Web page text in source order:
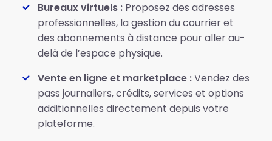
Bureaux virtuels : Proposez des adresses
professionnelles, la gestion du courrier et
des abonnements à distance pour aller au-
delà de l’espace physique.
Vente en ligne et marketplace :Vendez des
pass journaliers, crédits, services et options
additionnelles directement depuis votre
plateforme.